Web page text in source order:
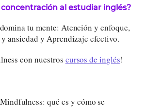
al estudiar inglés?
tu mente: Atención y enfoque,
ansiedad y Aprendizaje efectivo.
con nuestros cursos de inglés!
qué es y cómo se